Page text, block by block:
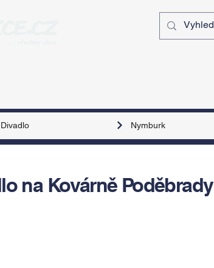
Divadlo Nymburk
na Kovárně Poděbrady